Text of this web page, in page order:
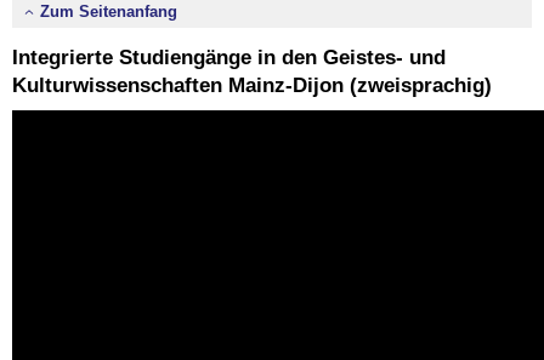
Zum Seitenanfang
Integrierte Studiengänge in den Geistes- und
Kulturwissenschaften Mainz-Dijon (zweisprachig)